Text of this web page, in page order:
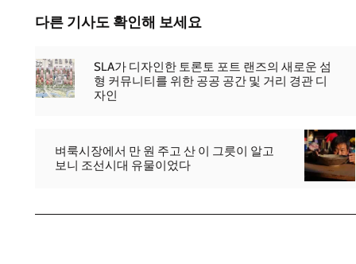
다른 기사도 확인해 보세요
SLA가 디자인한 토론토 포트 랜즈의 새로운 섬
형 커뮤니티를 위한 공공 공간 및 거리 경관 디
자인
벼룩시장에서 만 원 주고 산 이 그릇이 알고
보니 조선시대 유물이었다